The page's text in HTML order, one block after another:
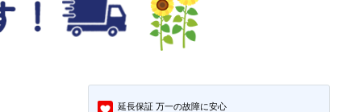
延長保証 万一の故障に安心